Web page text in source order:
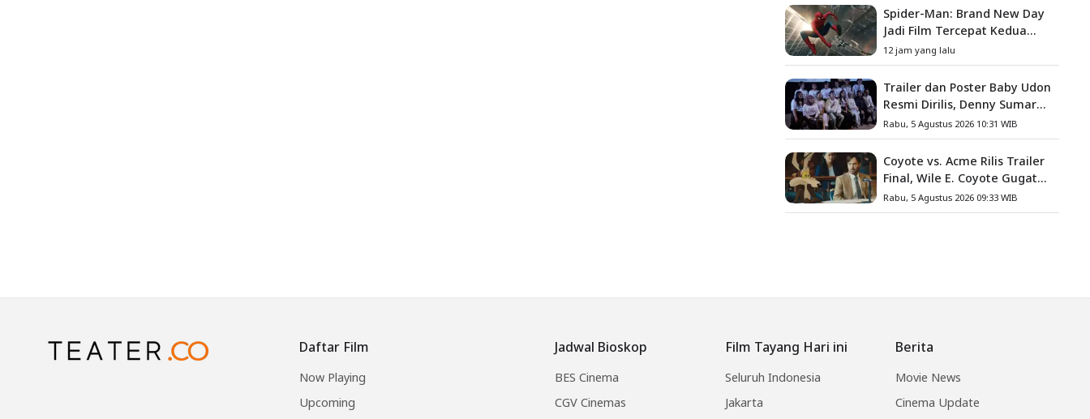
Spider-Man: Brand New Day
Jadi Film Tercepat Kedua
yang Berhasil Tembus US$1
Miliar
12 jam yang lalu
Trailer dan Poster Baby Udon
Resmi Dirilis, Denny Sumargo
Angkat Kisah Nyata Fanny
Kondoh
Rabu, 5 Agustus 2026 10:31 WIB
Coyote vs. Acme Rilis Trailer
Final, Wile E. Coyote Gugat
Acme Corporation ke
Pengadilan
Rabu, 5 Agustus 2026 09:33 WIB
Daftar Film
Now Playing
Upcoming
Jadwal Bioskop
BES Cinema
CGV Cinemas
Film Tayang Hari ini
Seluruh Indonesia
Jakarta
Berita
Movie News
Cinema Update